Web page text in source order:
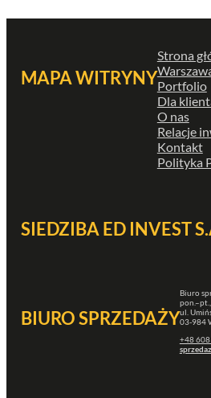
MAPA WITRYNY
Strona
Portfolio
Dla
O nas
Relacje
Kontakt
Polityka
SIEDZIBA ED INVEST
BIURO SPRZEDAŻY
Biuro
ul.
03-984
+48